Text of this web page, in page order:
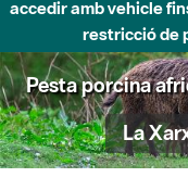
accedir amb vehicle
restricció de
Pesta porcina
La